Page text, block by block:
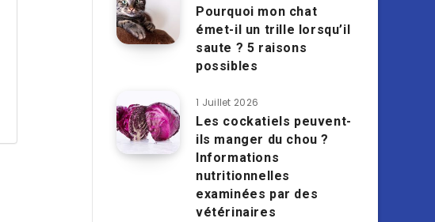
Pourquoi mon chat
émet-il un trille lorsqu’il
saute ? 5 raisons
possibles
1 Juillet 2026
Les cockatiels peuvent-
ils manger du chou ?
Informations
nutritionnelles
examinées par des
vétérinaires